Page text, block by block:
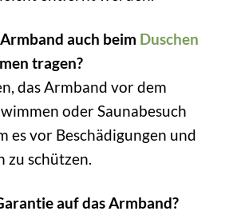
auch beim Duschen
tragen?
das Armband vor dem
oder Saunabesuch
es vor Beschädigungen und
zu schützen.
auf das Armband?